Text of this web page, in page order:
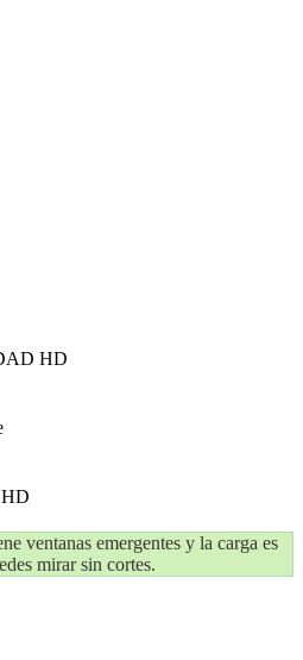
HD
ventanas emergentes y la carga es
mirar sin cortes.